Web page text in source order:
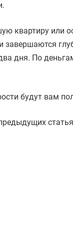
квартиру или
завершаются
дня. По
будут вам